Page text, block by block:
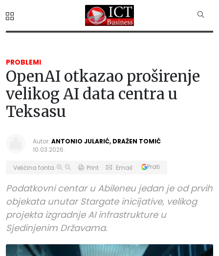
PROBLEMI
OpenAI otkazao proširenje
velikog AI data centra u
Teksasu
Autor: ANTONIO JULARIĆ, DRAŽEN TOMIĆ
10.03.2026.
Veličina fonta Print Email Prati
Podatkovni centar u Abileneu jedan je od prvih
objekata unutar Stargate inicijative, velikog
projekta izgradnje AI infrastrukture u
Sjedinjenim Državama.